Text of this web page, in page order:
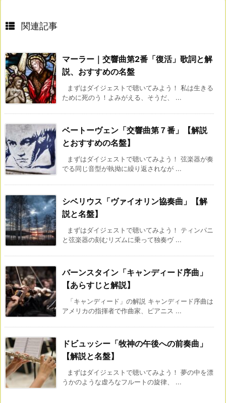
関連記事
マーラー｜交響曲第2番「復活」歌詞と解
説、おすすめの名盤
まずはダイジェストで聴いてみよう！ 私は生きる
ために死のう！よみがえる、そうだ、 ...
ベートーヴェン「交響曲第７番」【解説
とおすすめの名盤】
まずはダイジェストで聴いてみよう！ 弦楽器が奏
でる同じ音型が執拗に繰り返されなが ...
シベリウス「ヴァイオリン協奏曲」【解
説と名盤】
まずはダイジェストで聴いてみよう！ ティンパニ
と弦楽器の刻むリズムに乗って独奏ヴ ...
バーンスタイン「キャンディード序曲」
【あらすじと解説】
「キャンディード」の解説 キャンディード序曲は
アメリカの指揮者で作曲家、ピアニス ...
ドビュッシー「牧神の午後への前奏曲」
【解説と名盤】
まずはダイジェストで聴いてみよう！ 夢の中を漂
うかのような虚ろなフルートの旋律、 ...